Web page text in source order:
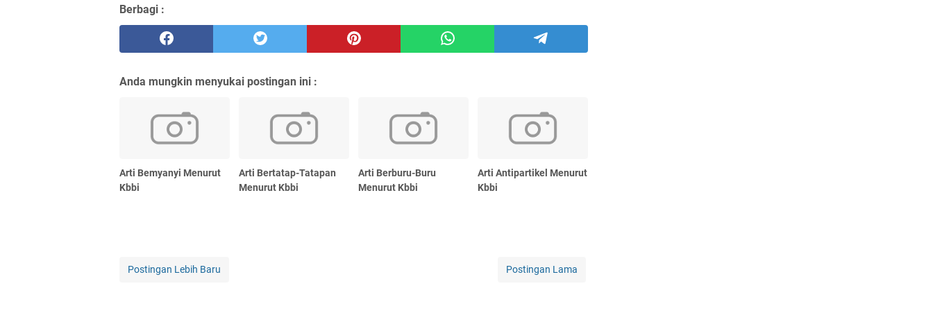
Berbagi :
Anda mungkin menyukai postingan ini :
Arti Bemyanyi Menurut
Kbbi
Arti Bertatap-Tatapan
Menurut Kbbi
Arti Berburu-Buru
Menurut Kbbi
Arti Antipartikel Menurut
Kbbi
Postingan Lebih Baru Postingan Lama